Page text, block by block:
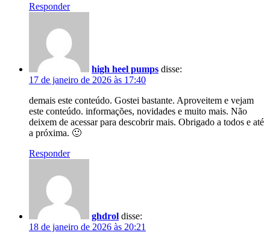
Responder
high heel pumps disse:
17 de janeiro de 2026 às 17:40
demais este conteúdo. Gostei bastante. Aproveitem e vejam
este conteúdo. informações, novidades e muito mais. Não
deixem de acessar para descobrir mais. Obrigado a todos e até
a próxima. 🙂
Responder
ghdrol disse:
18 de janeiro de 2026 às 20:21